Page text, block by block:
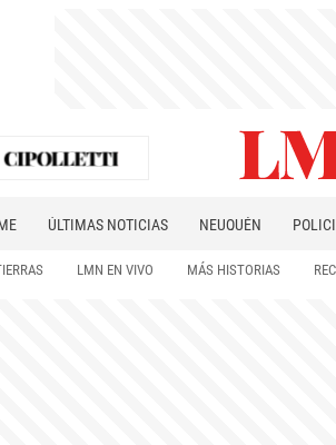
ÚLTIMAS NOTICIAS NEUQUÉN
LMN EN VIVO MÁS HISTORIAS